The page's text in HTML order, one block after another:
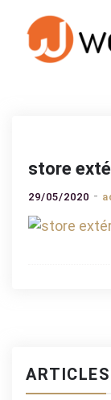
content
store
29/05/2020